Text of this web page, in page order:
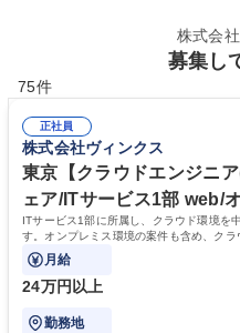
株式会
募集し
75件
正社員
株式会社ヴィンクス
東京【クラウドエンジニ
ェア/ITサービス1部 web/
ITサービス1部に所属し、クラウド環境を
す。オンプレミス環境の案件も含め、ク
ら構築、保守まで携わるポジションです。
月給
24万円以上
勤務地